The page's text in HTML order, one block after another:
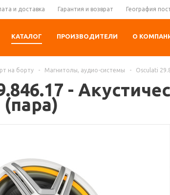
и доставка Гарантия и возврат География
КАТАЛОГ ПРОИЗВОДИТЕЛИ О
на борту - Магнитолы, аудио-системы - Osculati
-